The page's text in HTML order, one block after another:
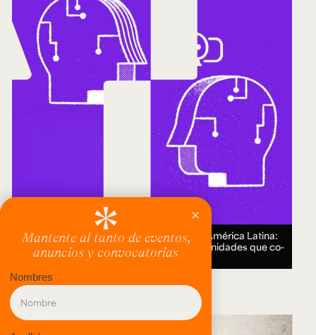
Encuentro Humanidades Digitales en América Latina:
genealogías, conocimiento abierto y comunidades que co-
crean.18 AUG 2026.
evento